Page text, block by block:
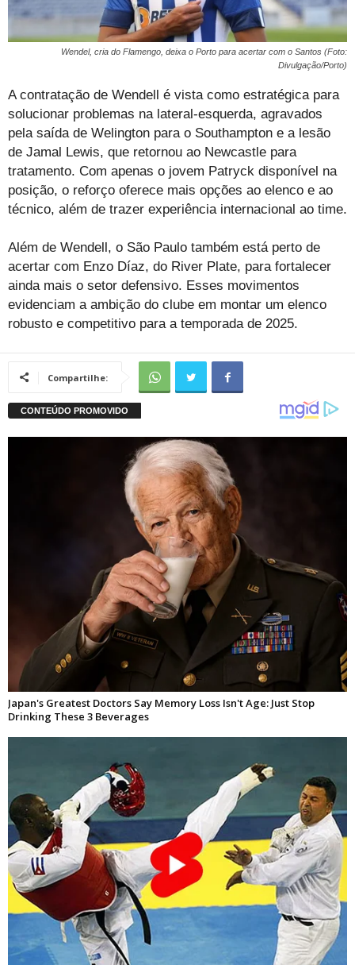
Wendel, cria do Flamengo, deixa o Porto para acertar com o Santos (Foto:
Divulgação/Porto)
A contratação de Wendell é vista como estratégica para
solucionar problemas na lateral-esquerda, agravados
pela saída de Welington para o Southampton e a lesão
de Jamal Lewis, que retornou ao Newcastle para
tratamento. Com apenas o jovem Patryck disponível na
posição, o reforço oferece mais opções ao elenco e ao
técnico, além de trazer experiência internacional ao time.
Além de Wendell, o São Paulo também está perto de
acertar com Enzo Díaz, do River Plate, para fortalecer
ainda mais o setor defensivo. Esses movimentos
evidenciam a ambição do clube em montar um elenco
robusto e competitivo para a temporada de 2025.
Compartilhe: